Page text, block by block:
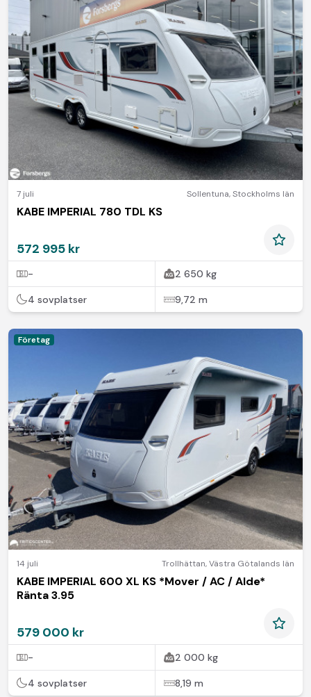
7 juli Sollentuna,Stockholms län
KABE IMPERIAL 780 TDL KS
572 995 kr
- 2 650 kg
4 sovplatser 9,72 m
Företag
14 juli Trollhättan,Västra Götalands län
KABE IMPERIAL 600 XL KS *Mover / AC / Alde*
Ränta 3.95
579 000 kr
- 2 000 kg
4 sovplatser 8,19 m